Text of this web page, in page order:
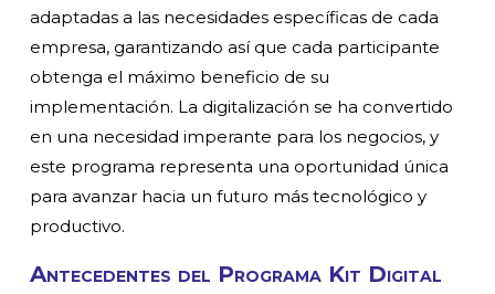
adaptadas a las necesidades específicas de cada
empresa, garantizando así que cada participante
obtenga el máximo beneficio de su
implementación. La digitalización se ha convertido
en una necesidad imperante para los negocios, y
este programa representa una oportunidad única
para avanzar hacia un futuro más tecnológico y
productivo.
Antecedentes del Programa Kit Digital